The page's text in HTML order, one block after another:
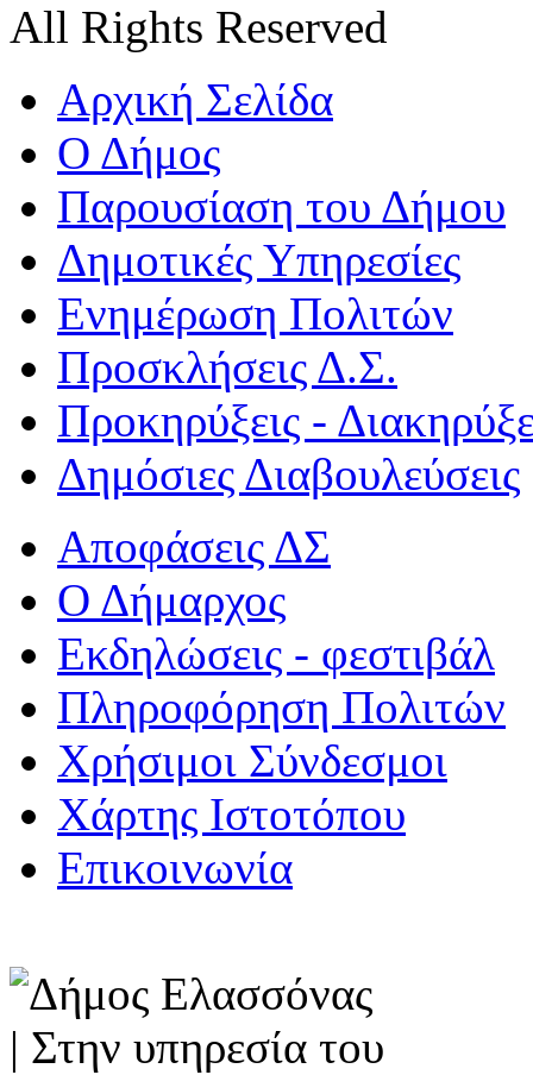
All Rights Reserved
Αρχική Σελίδα
Ο Δήμος
Παρουσίαση του Δήμου
Δημοτικές Υπηρεσίες
Ενημέρωση Πολιτών
Προσκλήσεις Δ.Σ.
Προκηρύξεις -
Δημόσιες Διαβουλεύσεις
Αποφάσεις ΔΣ
Ο Δήμαρχος
Εκδηλώσεις - φεστιβάλ
Πληροφόρηση Πολιτών
Χρήσιμοι Σύνδεσμοι
Χάρτης Ιστοτόπου
Επικοινωνία